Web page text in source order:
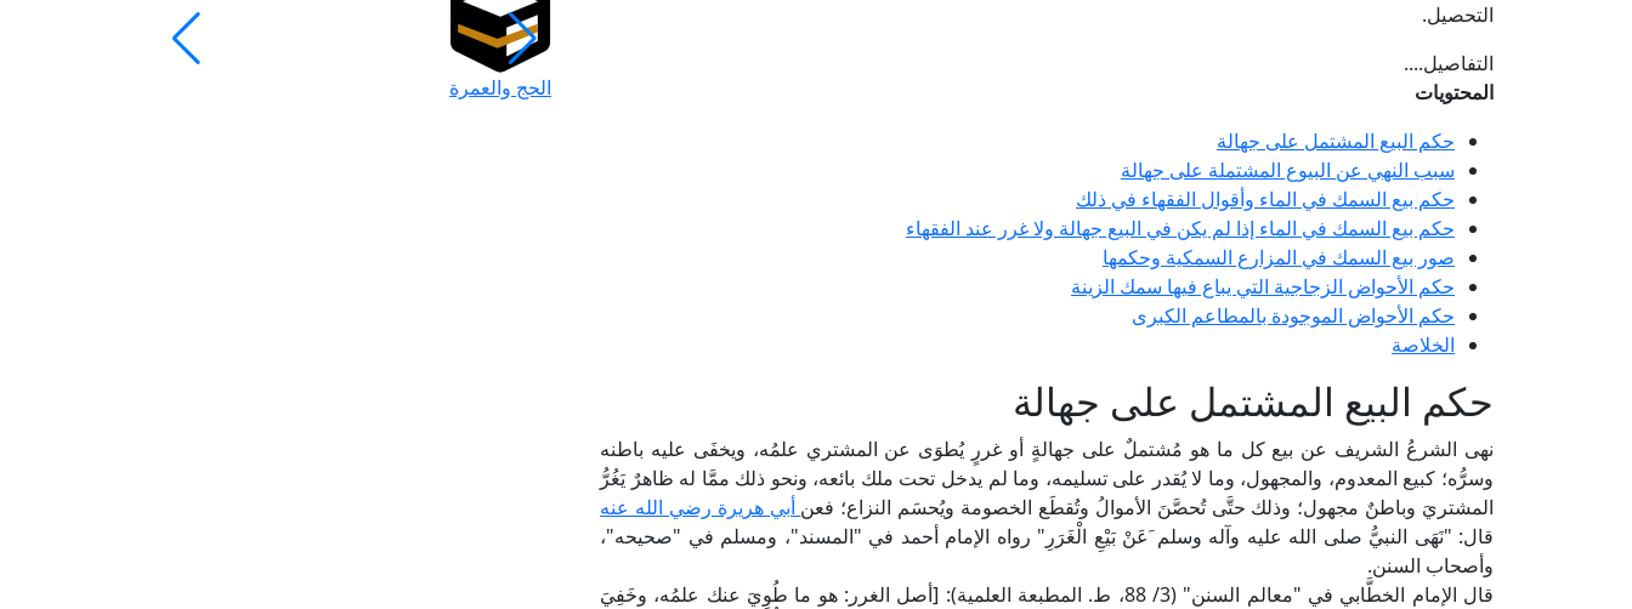
التحصيل.
التفاصيل....
المحتويات
حكم البيع المشتمل على جهالة
سبب النهي عن البيوع المشتملة على جهالة
حكم بيع السمك في الماء وأقوال الفقهاء في ذلك
حكم بيع السمك في الماء إذا لم يكن في البيع جهالة ولا غرر عند الفقهاء
صور بيع السمك في المزارع السمكية وحكمها
حكم الأحواض الزجاجية التي يباع فيها سمك الزينة
حكم الأحواض الموجودة بالمطاعم الكبرى
الخلاصة
حكم البيع المشتمل على جهالة
نهى الشرعُ الشريف عن بيع كل ما هو مُشتملٌ على جهالةٍ أو غررٍ يُطوَى عن المشتري علمُه، ويخفَى عليه باطنه
وسرُّه؛ كبيع المعدوم، والمجهول، وما لا يُقدر على تسليمه، وما لم يدخل تحت ملك بائعه، ونحو ذلك ممَّا له ظاهرٌ يَغُرُّ
المشتريَ وباطنٌ مجهول؛ وذلك حتَّى تُحصَّنَ الأموالُ وتُقطَع الخصومة ويُحسَم النزاع؛ فعن أبي هريرة رضي الله عنه
قال: "نَهَى النبيُّ صلى الله عليه وآله وسلم َعَنْ بَيْعِ الْغَرَرِ" رواه الإمام أحمد في "المسند"، ومسلم في "صحيحه"،
وأصحاب السنن.
قال الإمام الخطَّابي في "معالم السنن" (3/ 88، ط. المطبعة العلمية): [أصل الغرر: هو ما طُوِيَ عنك علمُه، وخَفِيَ
الحج والعمرة